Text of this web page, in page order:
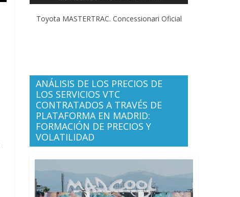
Toyota MASTERTRAC. Concessionari Oficial
ANÁLISIS DE LOS PRECIOS DE
LOS SERVICIOS VTC
CONTRATADOS A TRAVÉS DE
PLATAFORMA EN MADRID:
FORMACIÓN DE PRECIOS Y
VOLATILIDAD